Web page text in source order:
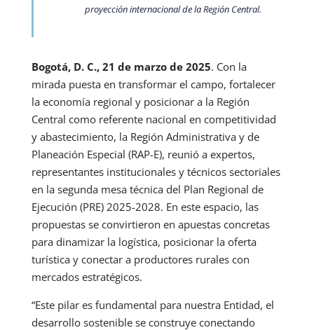
proyección internacional de la Región Central.
Bogotá, D. C., 21 de marzo de 2025. Con la
mirada puesta en transformar el campo, fortalecer
la economía regional y posicionar a la Región
Central como referente nacional en competitividad
y abastecimiento, la Región Administrativa y de
Planeación Especial (RAP-E), reunió a expertos,
representantes institucionales y técnicos sectoriales
en la segunda mesa técnica del Plan Regional de
Ejecución (PRE) 2025-2028. En este espacio, las
propuestas se convirtieron en apuestas concretas
para dinamizar la logística, posicionar la oferta
turística y conectar a productores rurales con
mercados estratégicos.
“Este pilar es fundamental para nuestra Entidad, el
desarrollo sostenible se construye conectando